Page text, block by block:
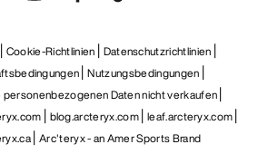
Cookie-Richtlinien Datenschutzrichtlinien
Nutzungsbedingungen
personenbezogenen Daten nicht verkaufen
blog.arcteryx.com leaf.arcteryx.com
Arc'teryx - an Amer Sports Brand